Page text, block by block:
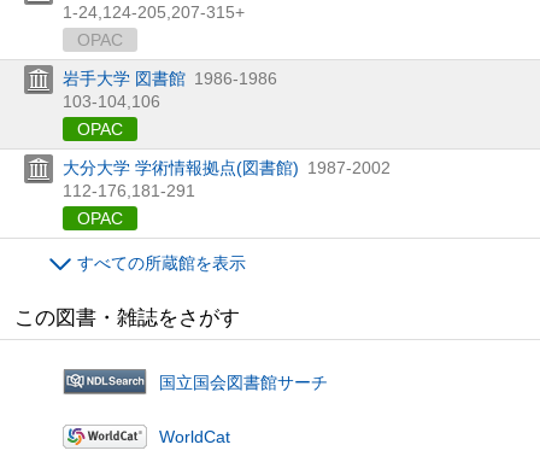
1-24, 124-205, 207-315+
OPAC
岩手大学 図書館 1986-1986
103-104, 106
OPAC
大分大学 学術情報拠点(図書館) 1987-2002
112-176, 181-291
OPAC
すべての所蔵館を表示
この図書・雑誌をさがす
国立国会図書館サーチ
WorldCat